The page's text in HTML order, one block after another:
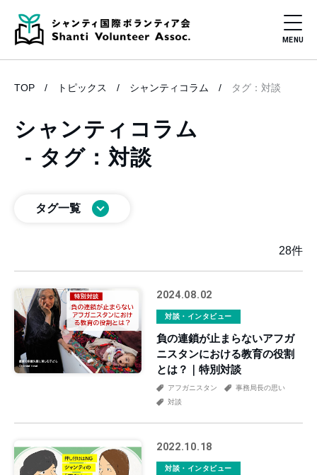
TOP トピックス シャンティコラム タグ：対談
シャンティコラム
- タグ：対談
タグ一覧
28件
2024.08.02
対談・インタビュー
負の連鎖が止まらないアフガ
ニスタンにおける教育の役割
とは？｜特別対談
アフガニスタン
事務局長の思い
対談
2022.10.18
対談・インタビュー